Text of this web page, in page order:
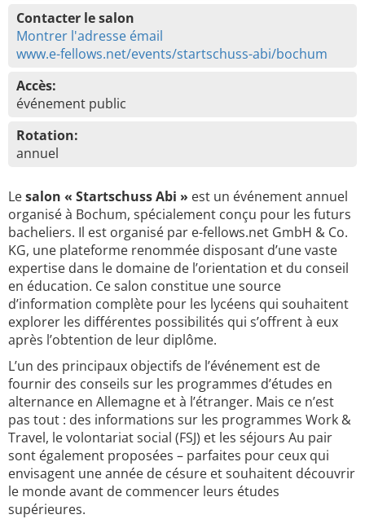
Contacter le salon
Montrer l'adresse émail
www.e-fellows.net/events/startschuss-abi/bochum
Accès:
événement public
Rotation:
annuel
Lesalon « Startschuss Abi » est un événement annuel
organisé à Bochum, spécialement conçu pour les futurs
bacheliers. Il est organisé par e-fellows.net GmbH & Co.
KG, une plateforme renommée disposant d’une vaste
expertise dans le domaine de l’orientation et du conseil
en éducation. Ce salon constitue une source
d’information complète pour les lycéens qui souhaitent
explorer les différentes possibilités qui s’offrent à eux
après l’obtention de leur diplôme.
L’un des principaux objectifs de l’événement est de
fournir des conseils sur les programmes d’études en
alternance en Allemagne et à l’étranger. Mais ce n’est
pas tout : des informations sur les programmes Work &
Travel, le volontariat social (FSJ) et les séjours Au pair
sont également proposées – parfaites pour ceux qui
envisagent une année de césure et souhaitent découvrir
le monde avant de commencer leurs études
supérieures.